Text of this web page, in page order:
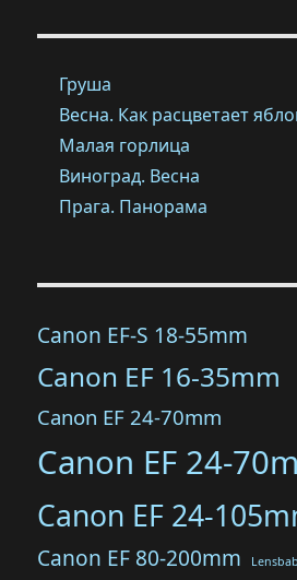
Груша
Весна. Как расцветает
Малая горлица
Виноград. Весна
Прага. Панорама
Canon EF-S 18-55mm
Canon EF 16-35mm
Canon EF 24-70mm
Canon EF 24-
Canon EF 24-
Canon EF 80-200mm